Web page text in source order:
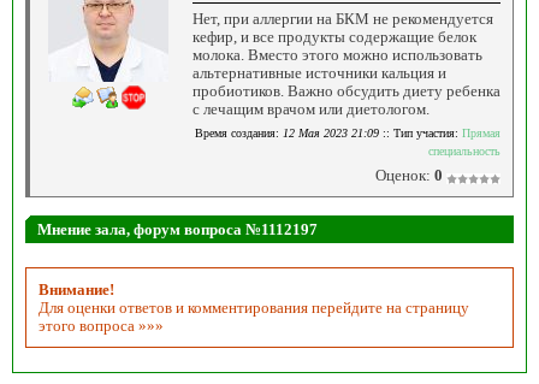
Нет, при аллергии на БКМ не рекомендуется
кефир, и все продукты содержащие белок
молока. Вместо этого можно использовать
альтернативные источники кальция и
пробиотиков. Важно обсудить диету ребенка
с лечащим врачом или диетологом.
Время создания: 12 Мая 2023 21:09 :: Тип участия: Прямая
специальность
Оценок: 0
Мнение зала, форум вопроса №1112197
Внимание!
Для оценки ответов и комментирования перейдите на страницу
этого вопроса »»»